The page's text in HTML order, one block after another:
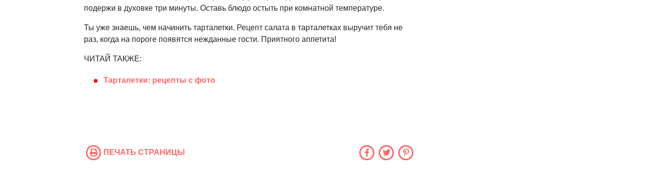
подержи в духовке три минуты. Оставь блюдо остыть при комнатной температуре.
Ты уже знаешь, чем начинить тарталетки. Рецепт салата в тарталетках выручит тебя не
раз, когда на пороге появятся нежданные гости. Приятного аппетита!
ЧИТАЙ ТАКЖЕ:
Тарталетки: рецепты с фото
ПЕЧАТЬ СТРАНИЦЫ